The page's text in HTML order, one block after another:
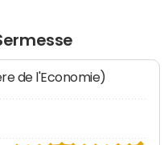
de l'Economie)